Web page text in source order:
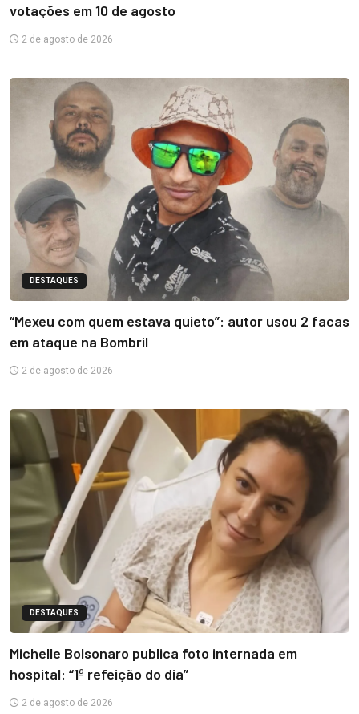
votações em 10 de agosto
2 de agosto de 2026
DESTAQUES
“Mexeu com quem estava quieto”: autor usou 2 facas
em ataque na Bombril
2 de agosto de 2026
DESTAQUES
Michelle Bolsonaro publica foto internada em
hospital: “1ª refeição do dia”
2 de agosto de 2026